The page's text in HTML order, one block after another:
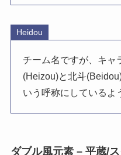
Heidou
チーム名ですが、キャ
(Heizou)と北斗
いう呼称にしているよ
ダブル風元素 – 平蔵/